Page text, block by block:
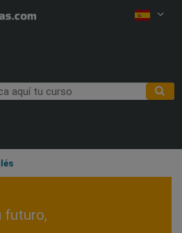
futuro,